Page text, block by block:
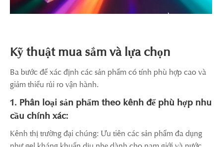
Kỹ thuật mua sắm và lựa chọn
Ba bước để xác định các sản phẩm có tính phù hợp cao và
giảm thiểu rủi ro vận hành.
1. Phân loại sản phẩm theo kênh để phù hợp nhu
cầu chính xác:
Kênh thị trường đại chúng: Ưu tiên các sản phẩm đa dụng